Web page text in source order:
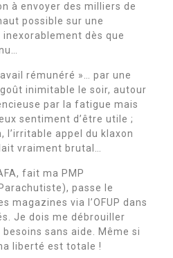
à envoyer des milliers de
possible sur une
dès que
rémunéré »… par une
inimitable le soir, autour
par la fatigue mais
sentiment d’être utile ;
l’irritable appel du klaxon
vraiment brutal…
fait ma PMP
passe le
magazines via l’OFUP dans
Je dois me débrouiller
sans aide. Même si
liberté est totale !